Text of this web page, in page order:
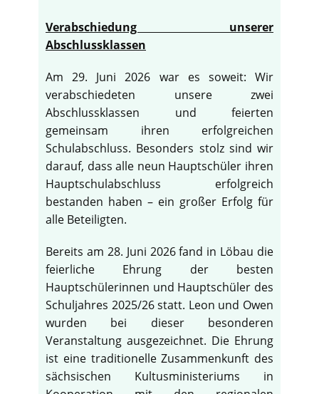
Verabschiedung unserer
Abschlussklassen
Am 29. Juni 2026 war es soweit: Wir
verabschiedeten unsere zwei
Abschlussklassen und feierten
gemeinsam ihren erfolgreichen
Schulabschluss. Besonders stolz sind wir
darauf, dass alle neun Hauptschüler ihren
Hauptschulabschluss erfolgreich
bestanden haben – ein großer Erfolg für
alle Beteiligten.
Bereits am 28. Juni 2026 fand in Löbau die
feierliche Ehrung der besten
Hauptschülerinnen und Hauptschüler des
Schuljahres 2025/26 statt. Leon und Owen
wurden bei dieser besonderen
Veranstaltung ausgezeichnet. Die Ehrung
ist eine traditionelle Zusammenkunft des
sächsischen Kultusministeriums in